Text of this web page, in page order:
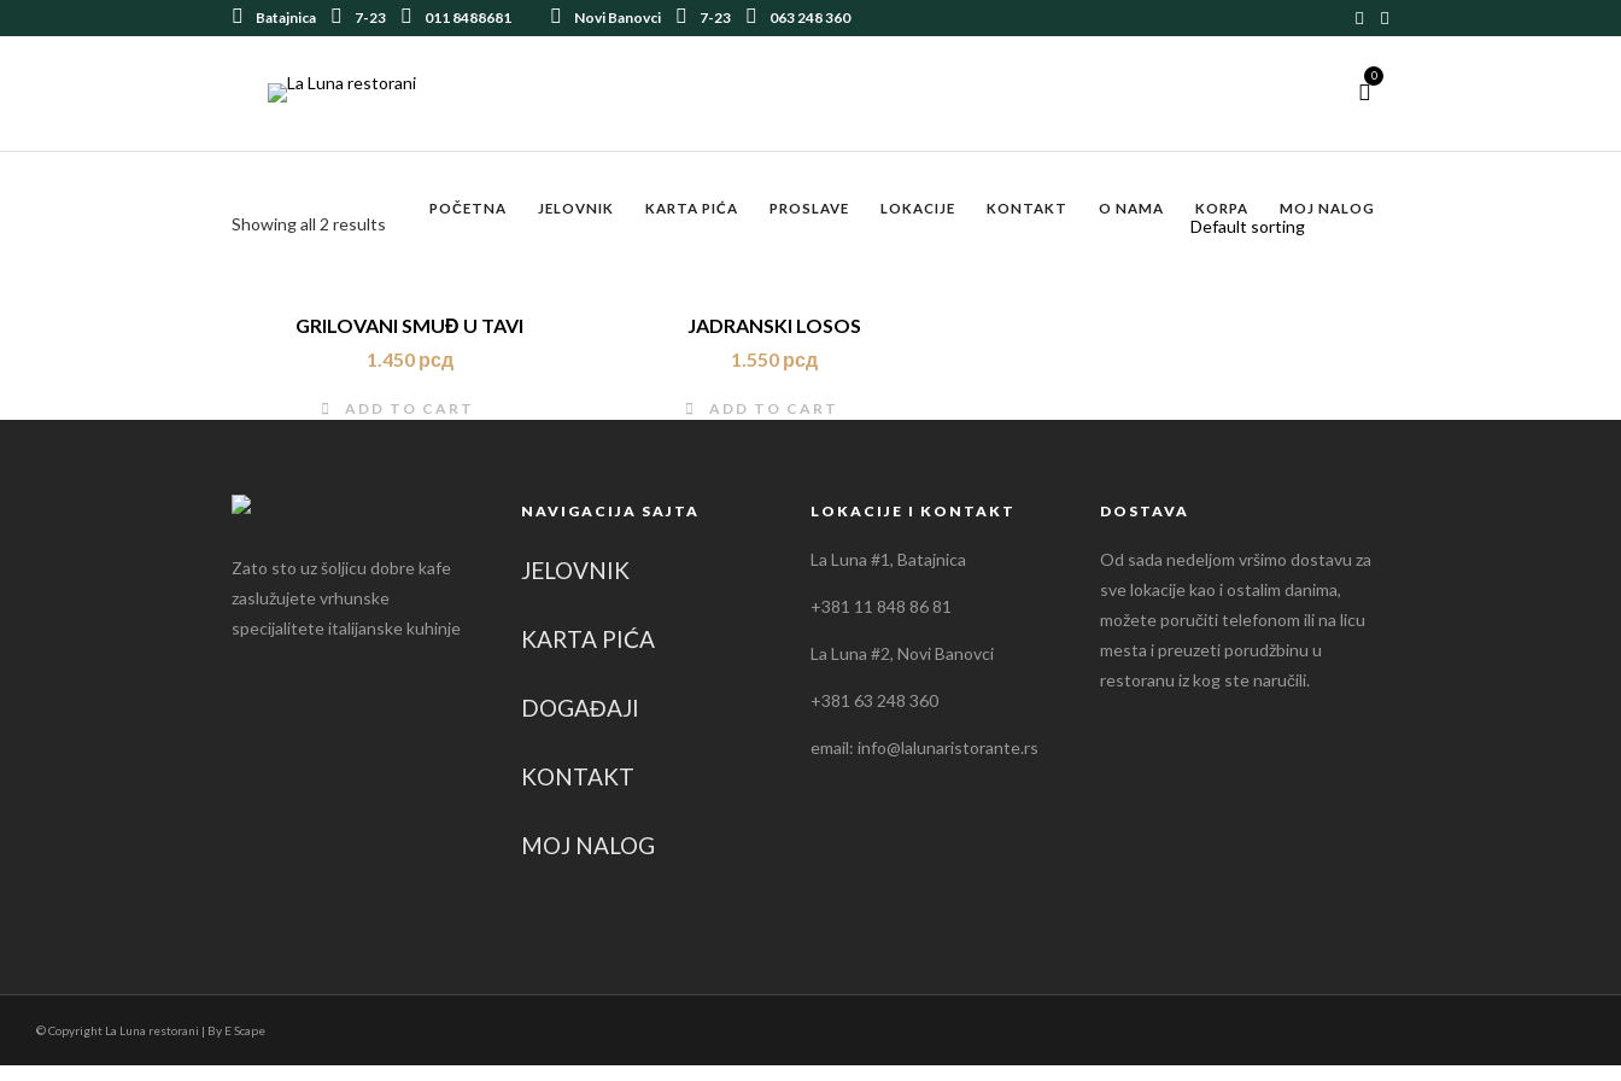
Batajnica 7-23 011 8488681 Novi Banovci 7-23 063 248 360
0
POČETNA JELOVNIK KARTA PIĆA PROSLAVE LOKACIJE KONTAKT O NAMA KORPA MOJ NALOG
Showing all 2 results
GRILOVANI SMUĐ U TAVI
1.450 рсд
ADD TO CART
JADRANSKI LOSOS
1.550 рсд
ADD TO CART
Zato sto uz šoljicu dobre kafe
zaslužujete vrhunske
specijalitete italijanske kuhinje
NAVIGACIJA SAJTA
JELOVNIK
KARTA PIĆA
DOGAĐAJI
KONTAKT
MOJ NALOG
LOKACIJE I KONTAKT
La Luna #1, Batajnica
+381 11 848 86 81
La Luna #2, Novi Banovci
+381 63 248 360
email: info@lalunaristorante.rs
DOSTAVA
Od sada nedeljom vršimo dostavu za
sve lokacije kao i ostalim danima,
možete poručiti telefonom ili na licu
mesta i preuzeti porudžbinu u
restoranu iz kog ste naručili.
© Copyright La Luna restorani | By E Scape